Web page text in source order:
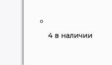
4 в наличии